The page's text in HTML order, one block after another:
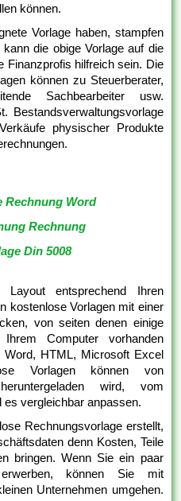
können.
Vorlage haben, stampfen
die obige Vorlage auf die
Finanzprofis hilfreich sein. Die
können zu Steuerberater,
Sachbearbeiter usw.
Bestandsverwaltungsvorlage
physischer Produkte
Rechnung Word
Rechnung
Din 5008
entsprechend Ihren
kostenlose Vorlagen mit einer
von seiten denen einige
Computer vorhanden
HTML, Microsoft Excel
Vorlagen können von
wird, vom
vergleichbar anpassen.
Rechnungsvorlage erstellt,
denn Kosten, Teile
bringen. Wenn Sie ein paar
erwerben, können Sie mit
Unternehmen umgehen.